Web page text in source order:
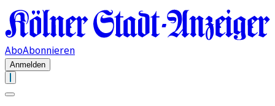
AboAbonnieren
Anmelden